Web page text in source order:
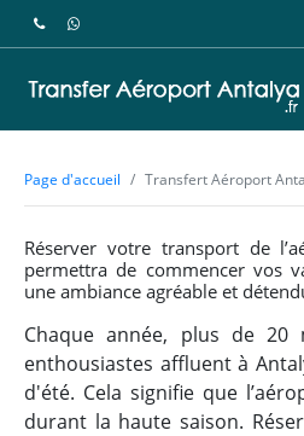
Page d'accueil Transfert Aéroport
Réserver votre transport de
permettra de commencer vos
une ambiance agréable et
Chaque année, plus de 20
enthousiastes affluent à
d'été. Cela signifie que
durant la haute saison.